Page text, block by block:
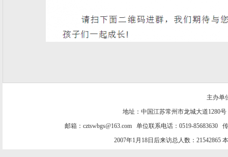
主办单
地址：中国江苏常州市龙城大道1280
邮箱：cztswbgs@163.com 单位联系电话：0519-85683630
2007年1月18日后来访总人数：21542865